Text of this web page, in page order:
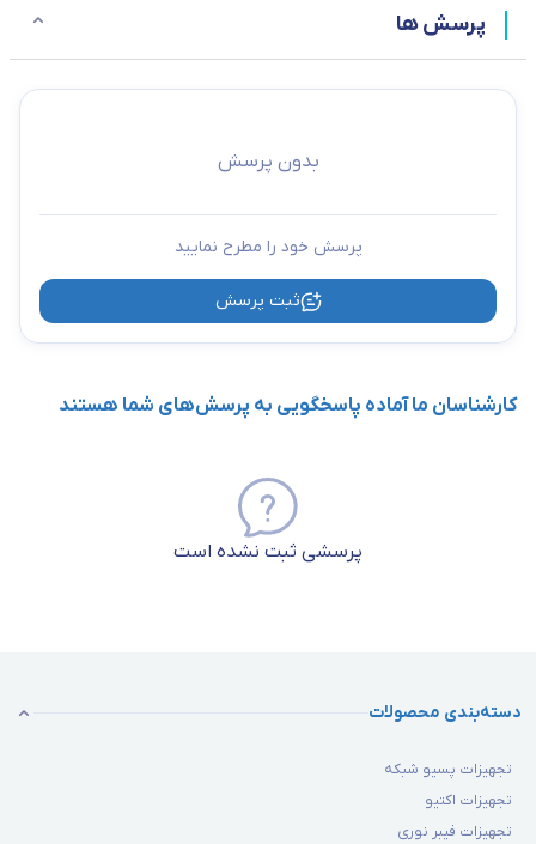
رک پایا سیستم مدل تتا (عرض 800 عمق 800)
پرسش ها
بدون پرسش
پرسش خود را مطرح نمایید
ثبت پرسش
کارشناسان ما آماده پاسخگویی به پرسش‌های شما هستند
پرسشی ثبت نشده است
دسته‌بندی محصولات
تجهیزات پسیو شبکه
تجهیزات اکتیو
تجهیزات فیبر نوری